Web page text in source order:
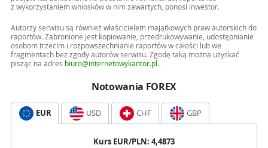
z wykorzystaniem wniosków w nim zawartych, ponosi inwestor.
Autorzy serwisu są również właścicielem majątkowych praw autorskich do
raportów. Zabronione jest kopiowanie, przedrukowywanie, udostępnianie
osobom trzecim i rozpowszechnianie raportów w całości lub we
fragmentach bez zgody autorów serwisu. Zgodę taką można uzyskać
pisząc na adres biuro@internetowykantor.pl .
Notowania FOREX
EUR USD CHF GBP
Kurs EUR/PLN: 4,4873